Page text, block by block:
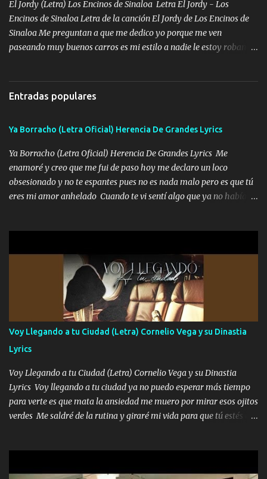
encierra princesa tu sabes que nunca saldras de mi mente Ella era
la peligro...
El Jordy (Letra) Los Encinos de Sinaloa Letra El Jordy - Los
Encinos de Sinaloa Letra de la canción El Jordy de Los Encinos de
Sinaloa Me preguntan a que me dedico yo porque me ven
paseando muy buenos carros es mi estilo a nadie le estoy robando
miraban trabajando la escuela dejé el dinero estaba escaso Mi
familia que nunca les falte nada es la gran razón que a diario me
mi esposa no se ra'ja Música Me rodearon y la puerta me
tumbaron prisionero en caliente me llevaron me achacaba cargos
que estaban muy raros me gritaba a donde tienes el clavo Yo me
enfiesto me gusta vivir en grande más me cuido me gusta ser
responsable hay rateros envidiosos que no falten mi dios es grande
me cuida de las maldades Pa el equipo aquí le mando un abrazo
Entradas populares
Ya Borracho (Letra Oficial) Herencia De Grandes Lyrics
Ya Borracho (Letra Oficial) Herencia De Grandes Lyrics Me
enamoré y creo que me fui de paso hoy me declaro un loco
obsesionado y no te espantes pues no es nada malo pero es que tú
eres mi amor anhelado Cuando te vi sentí algo que ya no había
cariño de mi alma Que pa febrero vendré frente a ti con mis
preguntas y digas que sí hacernos novios y verte feliz y muy
contenta como yo por ti Música Pregúntame qué es lo que me
enamora pa describirte unas cuantas horas también pregunta que
quiero contigo que seas dichosa al estar conmigo Y ya borracho
contéstame la llamada pa dedicarte unas bonitas palabras así
borracho me animo a decirte todo y puedo describirlo mucho que
me encantes Decirte que me siento muy feliz y emocionado por
tenerte aquí espero que quiera...
Voy Llegando a tu Ciudad (Letra) Cornelio Vega y su Dinastia
Lyrics
Voy Llegando a tu Ciudad (Letra) Cornelio Vega y su Dinastia
Lyrics Voy llegando a tu ciudad ya no puedo esperar más tiempo
para verte es que mata la ansiedad me muero por mirar esos ojitos
verdes Me saldré de la rutina y giraré mi vida para que tú estés en
solo yo tendre el candado 🔒 del amor ❤️ Música Mil y un besos